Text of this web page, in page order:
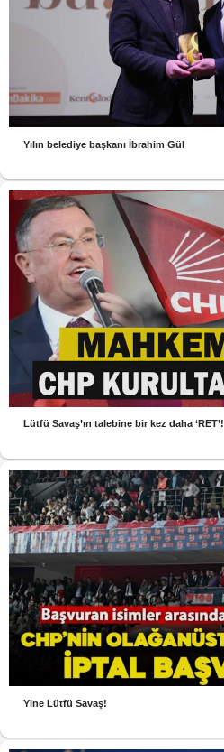
Yılın belediye başkanı İbrahim Gül
Lütfü Savaş’ın talebine bir kez daha ‘RET’!
Yine Lütfü Savaş!